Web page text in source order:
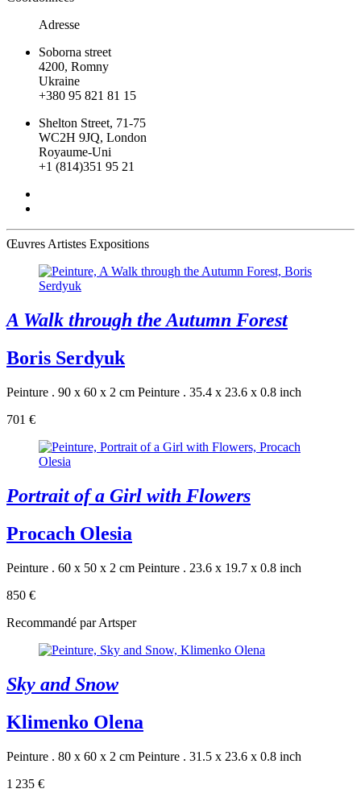
Adresse
Soborna street
4200, Romny
Ukraine
+380 95 821 81 15
Shelton Street, 71-75
WC2H 9JQ, London
Royaume-Uni
+1 (814)351 95 21
ŒuvresArtistes Expositions
A Walk through the Autumn Forest
Boris Serdyuk
Peinture . 90 x 60 x 2 cm Peinture . 35.4 x 23.6 x 0.8 inch
701 €
Portrait of a Girl with Flowers
Procach Olesia
Peinture . 60 x 50 x 2 cm Peinture . 23.6 x 19.7 x 0.8 inch
850 €
Recommandé par Artsper
Sky and Snow
Klimenko Olena
Peinture . 80 x 60 x 2 cm Peinture . 31.5 x 23.6 x 0.8 inch
1 235 €